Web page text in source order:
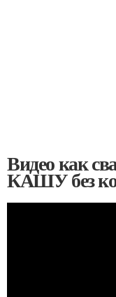
Видео как
КАШУ без